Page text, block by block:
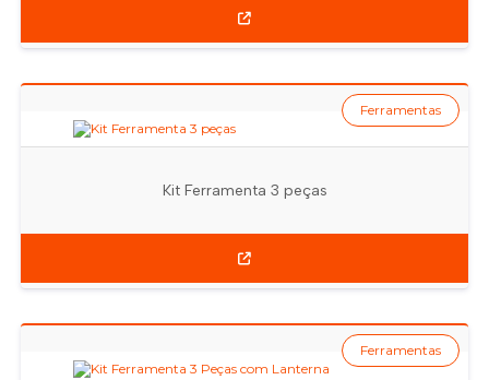
Kit Ferramenta 3 peças
Ferramentas
Ferramentas